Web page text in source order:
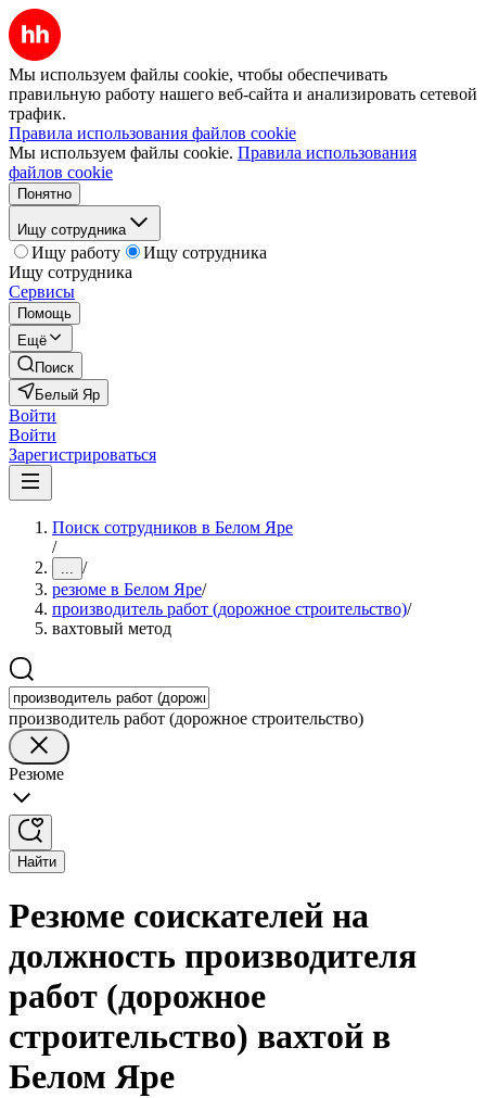
Мы используем файлы cookie, чтобы обеспечивать
правильную работу нашего веб-сайта и анализировать сетевой
трафик.
Правила использования файлов cookie
Мы используем файлы cookie. Правила использования
файлов cookie
Понятно
Ищу сотрудника
Ищу работу
Ищу сотрудника
Ищу сотрудника
Сервисы
Помощь
Ещё
Поиск
Белый Яр
Войти
Войти
Зарегистрироваться
Поиск сотрудников в Белом Яре
/
... /
резюме в Белом Яре/
производитель работ (дорожное строительство)/
вахтовый метод
производитель работ (дорожное строительство)
Резюме
Найти
Резюме соискателей на
должность производителя
работ (дорожное
строительство) вахтой в
Белом Яре